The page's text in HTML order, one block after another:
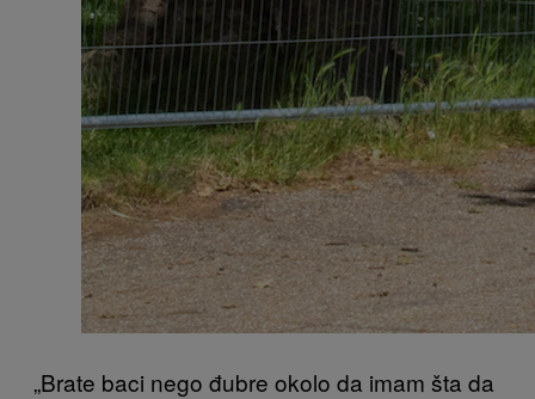
„Brate baci nego đubre okolo da imam šta da